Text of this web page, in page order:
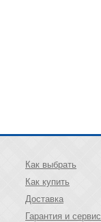
Как выбрать
Как купить
Доставка
Гарантия и сервис